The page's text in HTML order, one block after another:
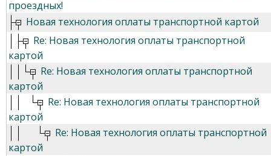
проездных!
Новая технология оплаты транспортной картой
Re: Новая технология оплаты транспортной
картой
Re: Новая технология оплаты транспортной
картой
Re: Новая технология оплаты транспортной
картой
Re: Новая технология оплаты транспортной
картой